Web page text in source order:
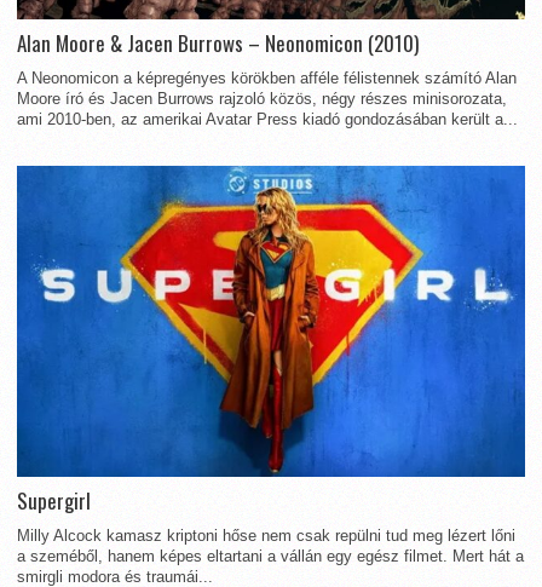
Alan Moore & Jacen Burrows – Neonomicon (2010)
A Neonomicon a képregényes körökben afféle félistennek számító Alan
Moore író és Jacen Burrows rajzoló közös, négy részes minisorozata,
ami 2010-ben, az amerikai Avatar Press kiadó gondozásában került a...
Supergirl
Milly Alcock kamasz kriptoni hőse nem csak repülni tud meg lézert lőni
a szeméből, hanem képes eltartani a vállán egy egész filmet. Mert hát a
smirgli modora és traumái...